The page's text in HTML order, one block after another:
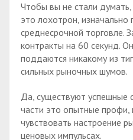
Чтобы вы не стали
это лохотрон, изначально
среднесрочной торговле.
контракты на 60 секунд.
поддаются никакому из
сильных рыночных шумов.
Да, существуют успешные
части это опытные профи,
чувствовать настроение
ценовых импульсах.